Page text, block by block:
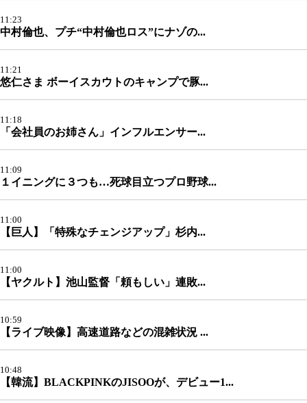
11:23
中村倫也、プチ“中村倫也ロス”にナゾの...
11:21
悠仁さま ボーイスカウトのキャンプで豚...
11:18
「会社員のお姉さん」インフルエンサー...
11:09
１イニングに３つも…死球目立つプロ野球...
11:00
【巨人】「特殊なチェンジアップ」杉内...
11:00
【ヤクルト】池山監督「頼もしい」連敗...
10:59
【ライブ映像】高速道路などの混雑状況 ...
10:48
【韓流】BLACKPINKのJISOOが、デビュー1...